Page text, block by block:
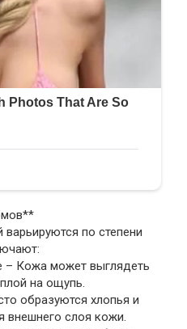
по степени
– Кожа может выглядеть
на ощупь.
образуются хлопья и
внешнего слоя кожи.